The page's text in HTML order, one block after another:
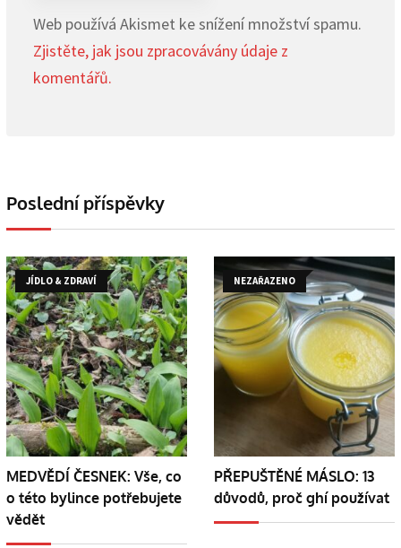
Web používá Akismet ke snížení množství spamu.
Zjistěte, jak jsou zpracovávány údaje z
komentářů.
Poslední příspěvky
JÍDLO & ZDRAVÍ
MEDVĚDÍ ČESNEK: Vše, co
o této bylince potřebujete
vědět
NEZAŘAZENO
PŘEPUŠTĚNÉ MÁSLO: 13
důvodů, proč ghí používat